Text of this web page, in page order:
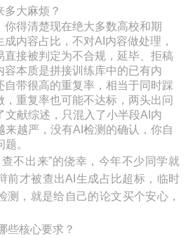
大麻烦？
得清楚现在绝大多数高校和期
内容占比，不对AI内容做处理，
接被判定为不合规，延毕、拒稿
本质是拼接训练库中的已有内
带很高的重复率，相当于同时踩
重复率也可能不达标，两头出问
文献综述，只混入了小半段AI内
来越严，没有AI检测的确认，你自
。
不出来”的侥幸，今年不少同学就
前才被查出AI生成占比超标，临时
测，就是给自己的论文买个安心，
些核心要求？